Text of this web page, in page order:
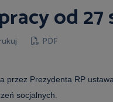
od 27
PDF
przez Prezydenta RP
socjalnych.